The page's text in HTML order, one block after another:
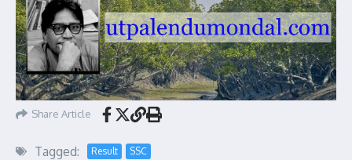
Share Article
Tagged: Result SSC